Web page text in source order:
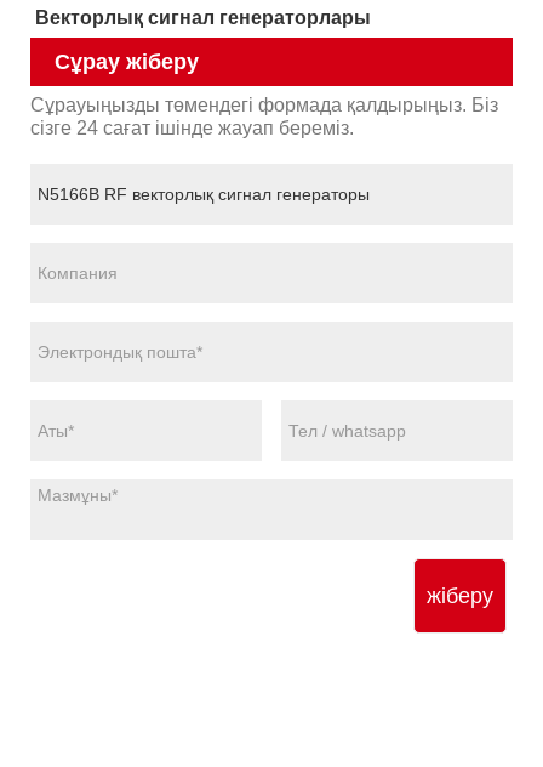
Векторлық сигнал генераторлары
Сұрау жіберу
Сұрауыңызды төмендегі формада қалдырыңыз. Біз
сізге 24 сағат ішінде жауап береміз.
жіберу